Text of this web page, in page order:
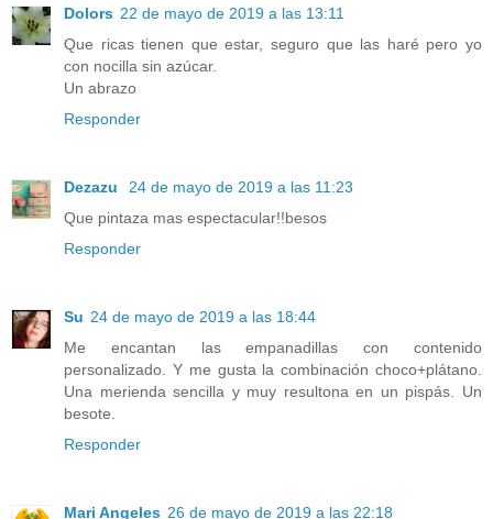
Dolors 22 de mayo de 2019 a las 13:11
Que ricas tienen que estar, seguro que las haré pero yo
con nocilla sin azúcar.
Un abrazo
Responder
Dezazu
24 de mayo de 2019 a las 11:23
Que pintaza mas espectacular!!besos
Responder
Su 24 de mayo de 2019 a las 18:44
Me encantan las empanadillas con contenido
personalizado. Y me gusta la combinación choco+plátano.
Una merienda sencilla y muy resultona en un pispás. Un
besote.
Responder
Mari Angeles 26 de mayo de 2019 a las 22:18